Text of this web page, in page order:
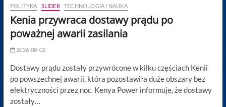
POLITYKA SLIDER TECHNOLOGIA I NAUKA
Kenia przywraca dostawy prądu po
poważnej awarii zasilania
2026-08-02
Dostawy prądu zostały przywrócone w kilku częściach Kenii
po powszechnej awarii, która pozostawiła duże obszary bez
elektryczności przez noc. Kenya Power informuje, że dostawy
zostały…